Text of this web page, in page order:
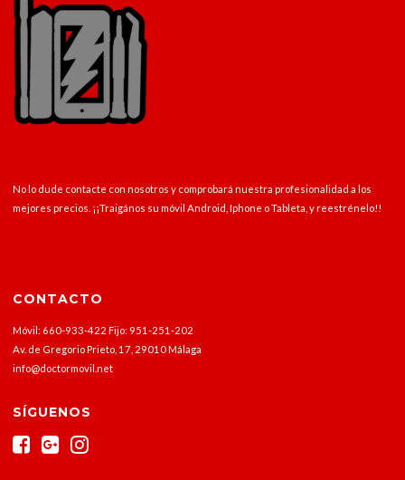
No lo dude contacte con nosotros y comprobará nuestra profesionalidad a los
mejores precios. ¡¡Traigános su móvil Android, Iphone o Tableta, y reestrénelo!!
CONTACTO
Móvil: 660-933-422 Fijo: 951-251-202
Av. de Gregorio Prieto, 17, 29010 Málaga
info@doctormovil.net
SÍGUENOS